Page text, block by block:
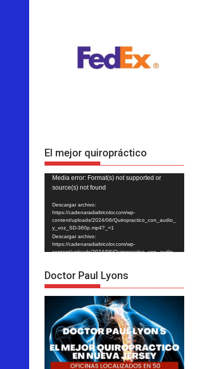
El mejor quiropráctico
Reproductor
de
vídeo
Media error: Format(s) not supported or
source(s) not found
Descargar archivo:
https://cadenaradialtricolor.com/wp-
content/uploads/2024/06/Quiropractico_con_audio_
y_voz_SD-360p.mp4?_=1
Descargar archivo:
https://cadenaradialtricolor.com/wp-
content/uploads/2024/06/Quiropractico_con_audio_
Doctor Paul Lyons